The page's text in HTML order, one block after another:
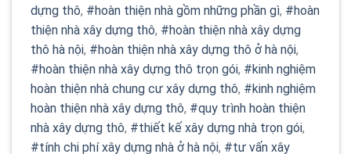
dựng thô, #hoàn thiện nhà gồm những phần gì, #hoàn
thiện nhà xây dựng thô, #hoàn thiện nhà xây dựng
thô hà nội, #hoàn thiện nhà xây dựng thô ở hà nội,
#hoàn thiện nhà xây dựng thô trọn gói, #kinh nghiệm
hoàn thiện nhà chung cư xây dựng thô, #kinh nghiệm
hoàn thiện nhà xây dựng thô, #quy trình hoàn thiện
nhà xây dựng thô, #thiết kế xây dựng nhà trọn gói,
#tính chi phí xây dựng nhà ở hà nội, #tư vấn xây